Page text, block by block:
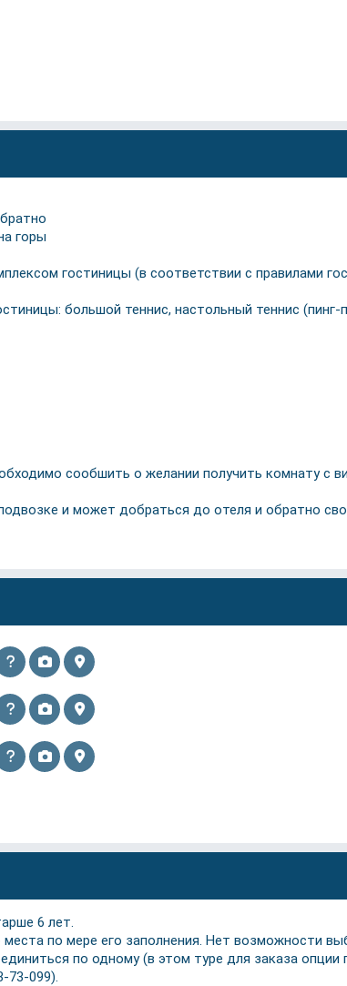
горы
гостиницы (в соответствии с правилами
большой теннис, настольный теннис
сообшить о желании получить комнату с
и может добраться до отеля и обратно
6 лет.
по мере его заполнения. Нет возможности
по одному (в этом туре для заказа опции
73-099).